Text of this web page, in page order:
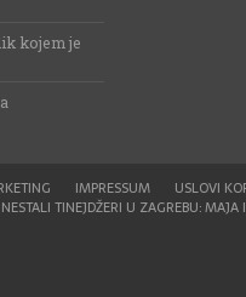
kojem je
IMPRESSUM
USLOVI
TINEJDŽERI U ZAGREBU: MAJA